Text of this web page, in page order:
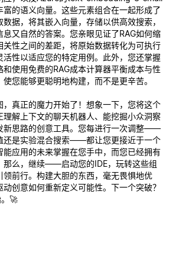
富的语义向量。这些元素组合在一起形成了
据，将其嵌入向量，存储以供高效搜索，
又自然的答案。您亲眼见证了RAG如何缩
关性之间的差距，将原始数据转化为可执行
活性以适应您的特定用例。此外，您还掌握
和使用免费的RAG成本计算器平衡成本与性
您能够更聪明地构建，而不是更辛苦。
，真正的魔力开始了！想象一下，您将这个
理解上下文的聊天机器人、能挖掘小众洞察
新思路的创意工具。您每进行一次调整——
还是实验混合搜索——都让您更接近于一个
能应用的未来掌握在您手中，而您已经拥有
那么，继续——启动您的IDE，玩转这些组
领前行。构建大胆的东西，毫无畏惧地优
创意如何重新定义可能性。下一个突破？
。🚀